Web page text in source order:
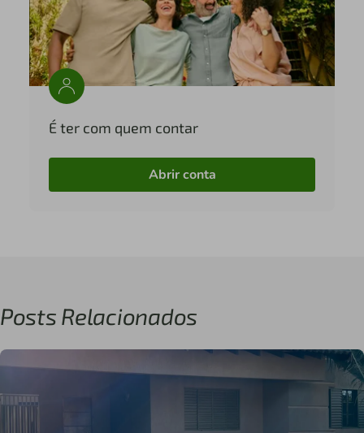
É ter com quem contar
Abrir conta
Posts Relacionados